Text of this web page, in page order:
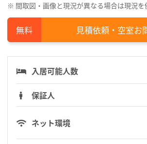
※ 間取図・画像と現況が異なる場合は現況を
見積依頼・空室お
入居可能人数
保証人
ネット環境